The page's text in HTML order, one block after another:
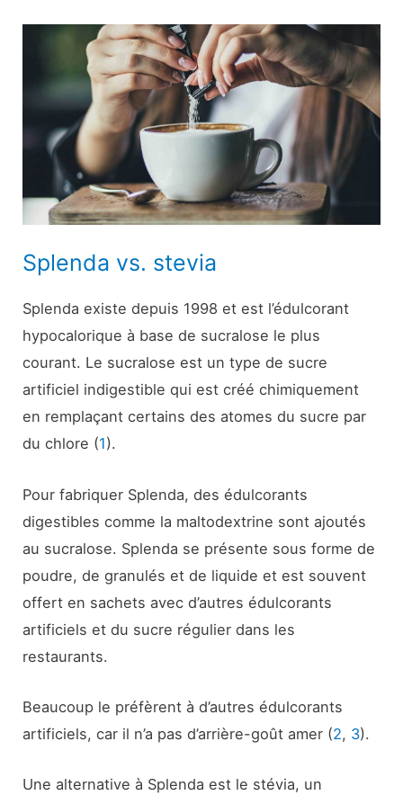
Splenda vs. stevia
Splenda existe depuis 1998 et est l’édulcorant
hypocalorique à base de sucralose le plus
courant. Le sucralose est un type de sucre
artificiel indigestible qui est créé chimiquement
en remplaçant certains des atomes du sucre par
du chlore (1).
Pour fabriquer Splenda, des édulcorants
digestibles comme la maltodextrine sont ajoutés
au sucralose. Splenda se présente sous forme de
poudre, de granulés et de liquide et est souvent
offert en sachets avec d’autres édulcorants
artificiels et du sucre régulier dans les
restaurants.
Beaucoup le préfèrent à d’autres édulcorants
artificiels, car il n’a pas d’arrière-goût amer (2, 3).
Une alternative à Splenda est le stévia, un